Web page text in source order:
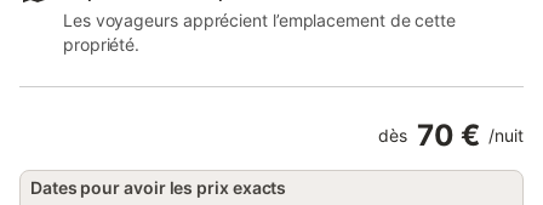
Les voyageurs apprécient l’emplacement de cette
propriété.
dès 70 € /nuit
Dates pour avoir les prix exacts